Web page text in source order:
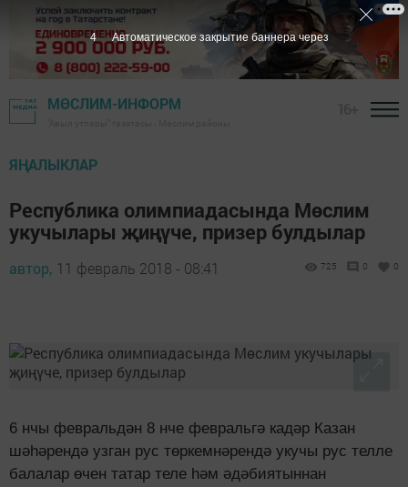
МӨСЛИМ-ИНФОРМ
ЯҢАЛЫКЛАР
Республика олимпиадасында Мөслим
укучылары җиңүче, призер булдылар
автор, 11 февраль 2018 - 08:41 725 0 0
6 нчы февральдән 8 нче февральгә кадәр Казан
шәһәрендә узган рус төркемнәрендә укучы рус телле
балалар өчен татар теле һәм әдәбиятыннан
3 Автоматическое закрытие баннера через